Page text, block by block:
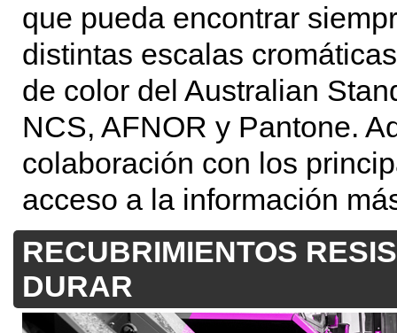
que pueda encontrar
distintas escalas
de color del Australian
NCS, AFNOR y Pantone.
colaboración con los
acceso a la información
RECUBRIMIENTOS
DURAR